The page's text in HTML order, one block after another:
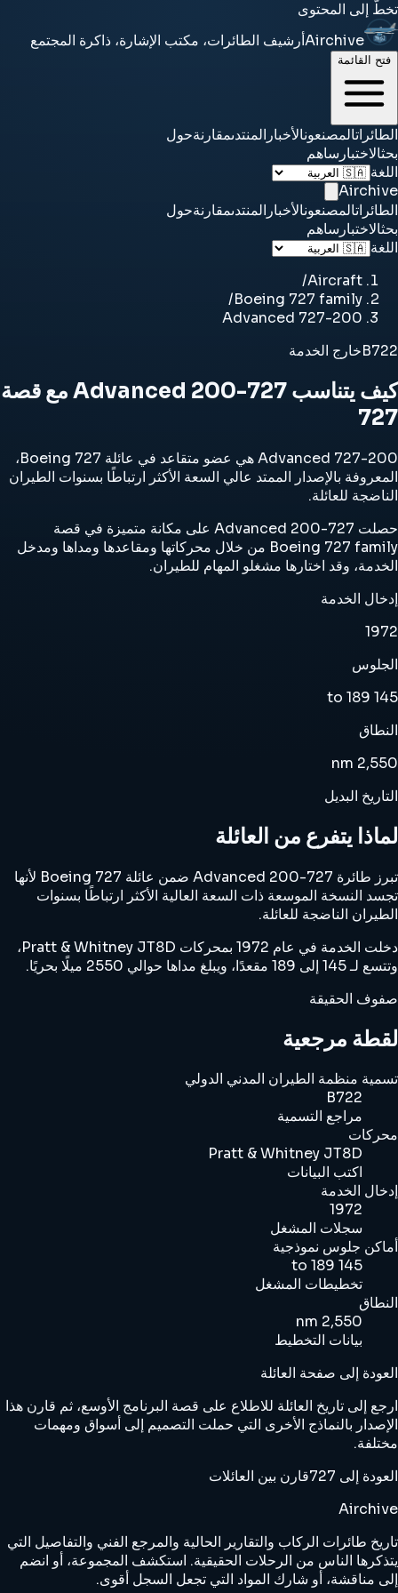
تخطَّ إلى المحتوى
Airchiveأرشيف الطائرات، مكتب الإشارة، ذاكرة المجتمع
فتح القائمة
الطائراتالمصنعونالأخبار المنتدىمقارنةحول
بحثالاختبار ساهم
اللغة
Airchive
الطائراتالمصنعونالأخبار المنتدىمقارنةحول
بحثالاختبار ساهم
اللغة
Aircraft
/
Boeing 727 family
/
727-200 Advanced
B722خارج الخدمة
كيف يتناسب 727-200 Advanced مع قصة
727
727-200 Advanced هي عضو متقاعد في عائلة Boeing 727،
المعروفة بالإصدار الممتد عالي السعة الأكثر ارتباطًا بسنوات الطيران
الناضجة للعائلة.
حصلت 727-200 Advanced على مكانة متميزة في قصة
Boeing 727 family من خلال محركاتها ومقاعدها ومداها ومدخل
الخدمة، وقد اختارها مشغلو المهام للطيران.
إدخال الخدمة
1972
الجلوس
145 to 189
النطاق
2,550 nm
التاريخ البديل
لماذا يتفرع من العائلة
تبرز طائرة 727-200 Advanced ضمن عائلة Boeing 727 لأنها
تجسد النسخة الموسعة ذات السعة العالية الأكثر ارتباطًا بسنوات
الطيران الناضجة للعائلة.
دخلت الخدمة في عام 1972 بمحركات Pratt & Whitney JT8D،
وتتسع لـ 145 إلى 189 مقعدًا، ويبلغ مداها حوالي 2550 ميلًا بحريًا.
صفوف الحقيقة
لقطة مرجعية
تسمية منظمة الطيران المدني الدولي
B722
مراجع التسمية
محركات
Pratt & Whitney JT8D
اكتب البيانات
إدخال الخدمة
1972
سجلات المشغل
أماكن جلوس نموذجية
145 to 189
تخطيطات المشغل
النطاق
2,550 nm
بيانات التخطيط
العودة إلى صفحة العائلة
ارجع إلى تاريخ العائلة للاطلاع على قصة البرنامج الأوسع، ثم قارن هذا
الإصدار بالنماذج الأخرى التي حملت التصميم إلى أسواق ومهمات
مختلفة.
العودة إلى 727
قارن بين العائلات
Airchive
تاريخ طائرات الركاب والتقارير الحالية والمرجع الفني والتفاصيل التي
يتذكرها الناس من الرحلات الحقيقية. استكشف المجموعة، أو انضم
إلى مناقشة، أو شارك المواد التي تجعل السجل أقوى.